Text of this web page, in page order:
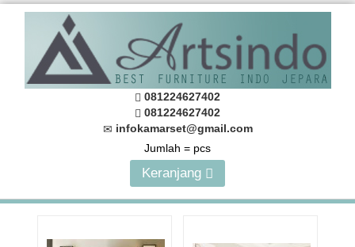
081224627402
081224627402
infokamarset@gmail.com
Jumlah = pcs
Keranjang